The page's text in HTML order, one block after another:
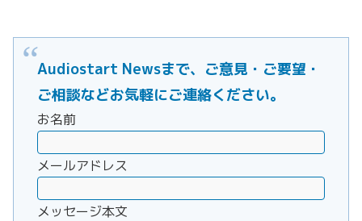
Audiostart Newsまで、ご意見・ご要望・
ご相談などお気軽にご連絡ください。
お名前
メールアドレス
メッセージ本文